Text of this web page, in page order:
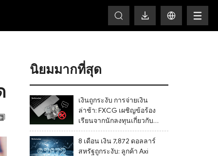
นิยมมากที่สุด
เงินถูกระงับ การจ่ายเงิน
ล่าช้า: FXCG เผชิญข้อร้อง
เรียนจากนักลงทุนเกี่ยวกับ
การปิดบัญชีและช่องโหว่
ด้านการกำกับดูแล
8 เดือน เงิน 7,872 ดอลลาร์
สหรัฐถูกระงับ: ลูกค้า Axi